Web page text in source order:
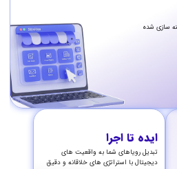
سازی شده
ایده تا اجرا
تبدیل رویاهای شما به واقعیت های
دیجیتال با استراتژی های خلاقانه و دقیق